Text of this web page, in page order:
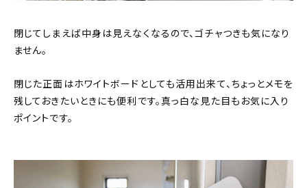
閉じてしまえば中身は見えなくなるので、ゴチャつきも気になり
ません。
閉じた正面はホワイトボードとしても活用出来て、ちょっとメモを
残しておきたいときにも便利です。真っ白な見た目もお気に入り
ポイントです。